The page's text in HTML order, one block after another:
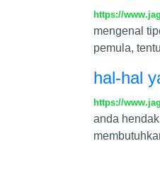
https://
mengenal
pemula,
hal-hal
https://
anda